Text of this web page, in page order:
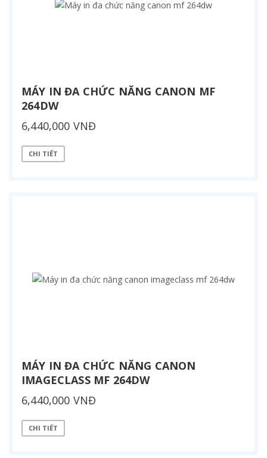
MÁY IN ĐA CHỨC NĂNG CANON MF
264DW
6,440,000 VNĐ
CHI TIẾT
MÁY IN ĐA CHỨC NĂNG CANON
IMAGECLASS MF 264DW
6,440,000 VNĐ
CHI TIẾT